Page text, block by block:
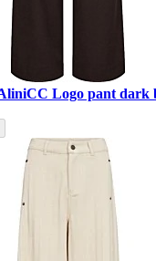
Logo pant dark